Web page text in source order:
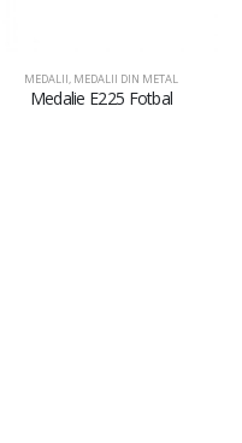
MEDALII, MEDALII DIN METAL
Medalie E225 Fotbal